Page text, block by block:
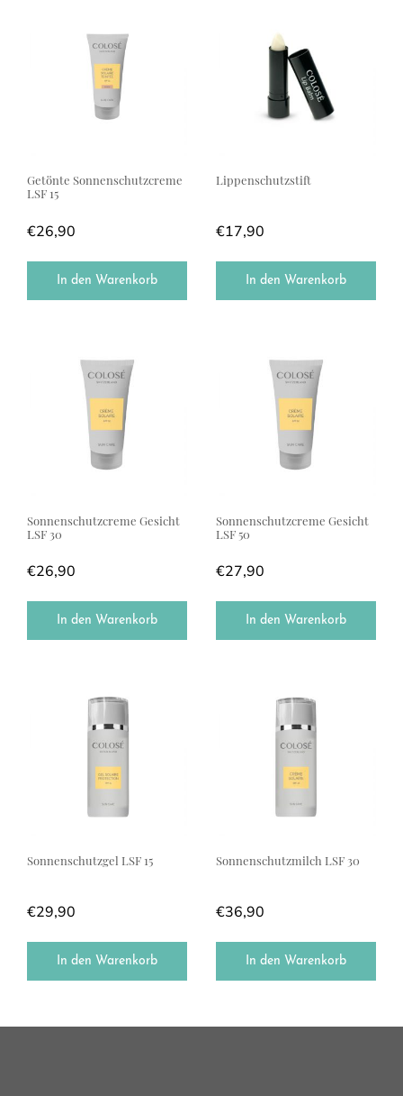
Getönte Sonnenschutzcreme
LSF 15
€26,90
In den Warenkorb
Lippenschutzstift
€17,90
In den Warenkorb
Sonnenschutzcreme Gesicht
LSF 30
€26,90
In den Warenkorb
Sonnenschutzcreme Gesicht
LSF 50
€27,90
In den Warenkorb
Sonnenschutzgel LSF 15
€29,90
In den Warenkorb
Sonnenschutzmilch LSF 30
€36,90
In den Warenkorb